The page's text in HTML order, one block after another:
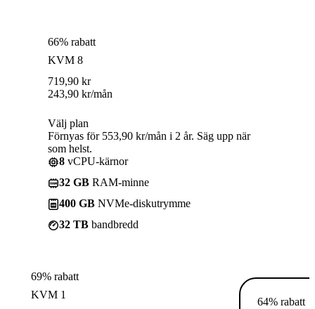
66% rabatt
KVM 8
719,90 kr
243,90 kr/mån
Välj plan
Förnyas för 553,90 kr/mån i 2 år. Säg upp när
som helst.
8 vCPU-kärnor
32 GB RAM-minne
400 GB NVMe-diskutrymme
32 TB bandbredd
69% rabatt
KVM 1
64% rabatt